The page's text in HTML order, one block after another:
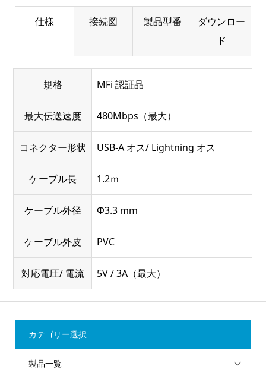
仕様 接続図 製品型番
ダウンロー
ド
規格 MFi 認証品
最大伝送速度 480Mbps（最大）
コネクター形状 USB-A オス/ Lightning オス
ケーブル長 1.2ｍ
ケーブル外径 Φ3.3 mm
ケーブル外皮 PVC
対応電圧/ 電流 5V / 3A（最大）
カテゴリー選択
製品一覧